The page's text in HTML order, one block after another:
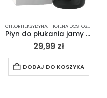
,HIGIENA JAMY USTNEJ PO
CHLORHEKSYDYNA, HIGIENA DOSTOSOWANA DO PROBLEMU
Płyn do płukania jamy ustnej Curasept ADS 220 z chlorheksydyną 0.20% 200ml
29,99 zł
DODAJ DO KOSZYKA